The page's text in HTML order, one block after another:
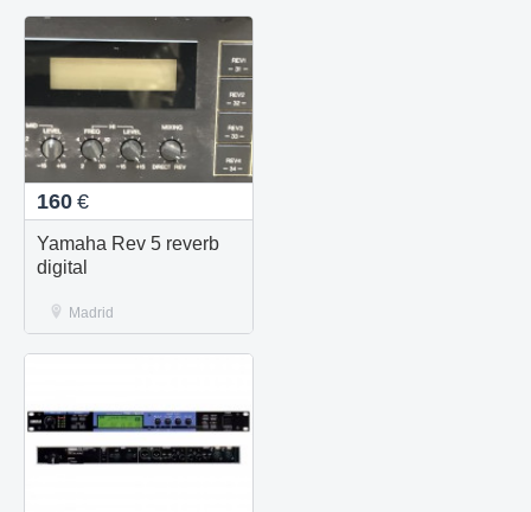
160 €
Yamaha Rev 5 reverb
digital
Madrid